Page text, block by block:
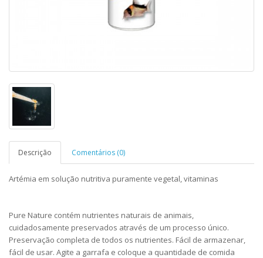
Descrição Comentários (0)
Artémia em solução nutritiva puramente vegetal, vitaminas
Pure Nature contém nutrientes naturais de animais,
cuidadosamente preservados através de um processo único.
Preservação completa de todos os nutrientes. Fácil de armazenar,
fácil de usar. Agite a garrafa e coloque a quantidade de comida